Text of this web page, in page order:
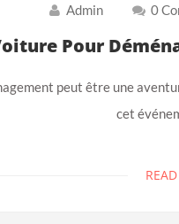
Admin 0
Pour
peut être une
cet